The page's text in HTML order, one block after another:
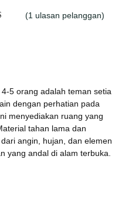
(1ulasan pelanggan)
5 orang adalah teman setia
dengan perhatian pada
menyediakan ruang yang
tahan lama dan
angin, hujan, dan elemen
yang andal di alam terbuka.